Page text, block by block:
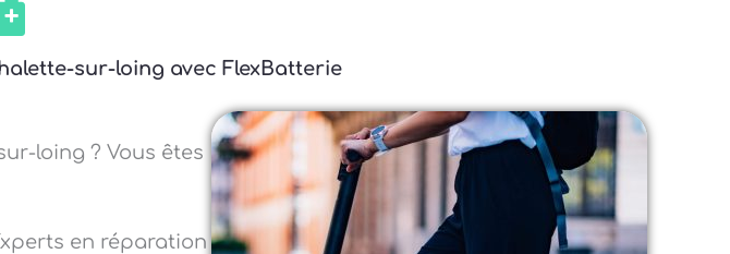
sur-loing avec FlexBatterie
loing ? Vous êtes
en réparation